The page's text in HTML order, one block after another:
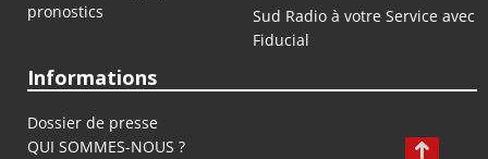
pronostics
Sud Radio à votre Service avec
Fiducial
Informations
Dossier de presse
QUI SOMMES-NOUS ?